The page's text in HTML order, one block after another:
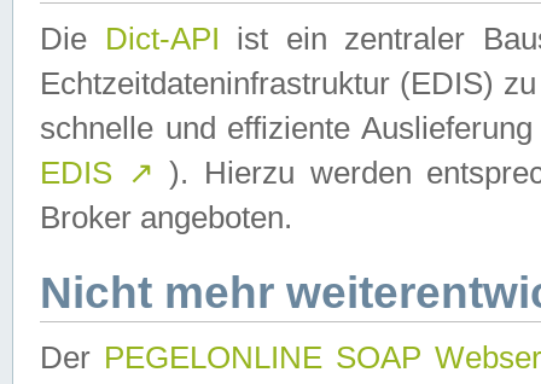
Die Dict-API ist ein zentraler
Echtzeitdateninfrastruktur (EDIS)
schnelle und effiziente
EDIS ↗ ). Hierzu werden
Broker angeboten.
Nicht mehr
Der PEGELONLINE SOAP